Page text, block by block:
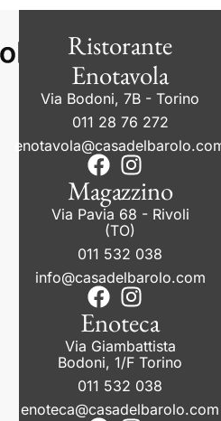
Ristorante
Enotavola
Via Bodoni, 7B - Torino
011 28 76 272
Magazzino
Via Pavia 68 - Rivoli
(TO)
011 532 038
info@casadelbarolo.com
Enoteca
Via Giambattista
Bodoni, 1/F Torino
011 532 038
enoteca@casadelbarolo.com